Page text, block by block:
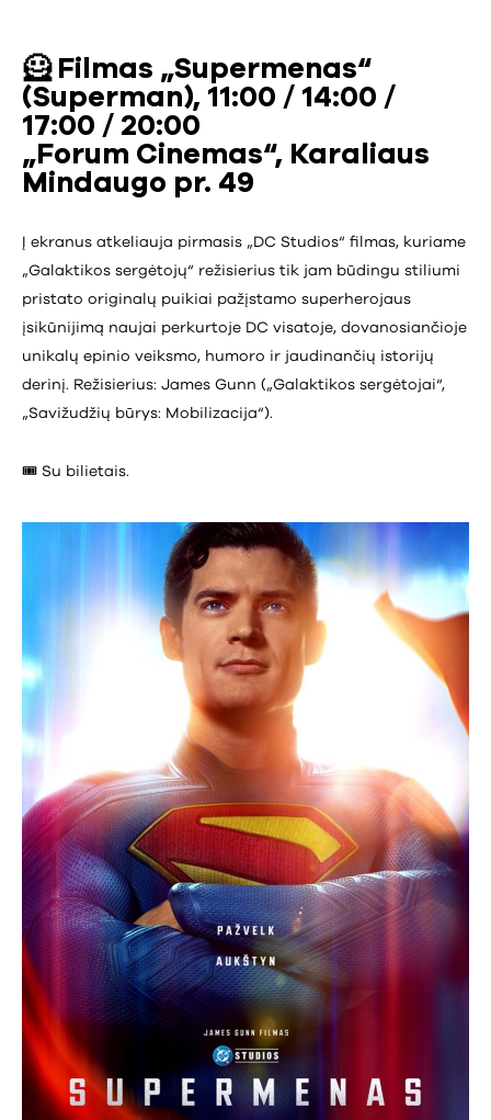
🦸 Filmas „Supermenas“
(Superman), 11:00 / 14:00 /
17:00 / 20:00
„Forum Cinemas“, Karaliaus
Mindaugo pr. 49
Į ekranus atkeliauja pirmasis „DC Studios“ filmas, kuriame
„Galaktikos sergėtojų“ režisierius tik jam būdingu stiliumi
pristato originalų puikiai pažįstamo superherojaus
įsikūnijimą naujai perkurtoje DC visatoje, dovanosiančioje
unikalų epinio veiksmo, humoro ir jaudinančių istorijų
derinį. Režisierius: James Gunn („Galaktikos sergėtojai“,
„Savižudžių būrys: Mobilizacija“).
🎟️ Su bilietais.